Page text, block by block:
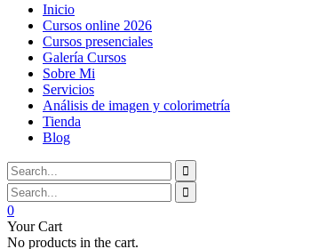
Inicio
Cursos online 2026
Cursos presenciales
Galería Cursos
Sobre Mi
Servicios
Análisis de imagen y colorimetría
Tienda
Blog
0
Your Cart
No products in the cart.